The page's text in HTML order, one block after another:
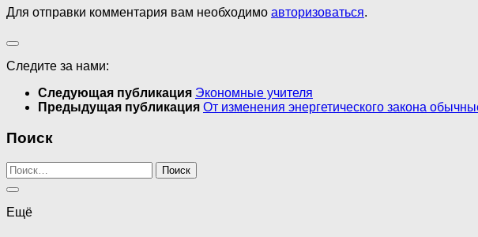
Для отправки комментария вам необходимо авторизоваться.
Следите за нами:
Следующая публикация Экономные учителя
Предыдущая публикация От изменения энергетического закона
Поиск
Найти:
Ещё